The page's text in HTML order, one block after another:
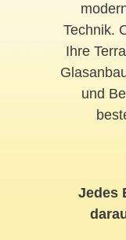
Technik.
Ihre
und
Jedes